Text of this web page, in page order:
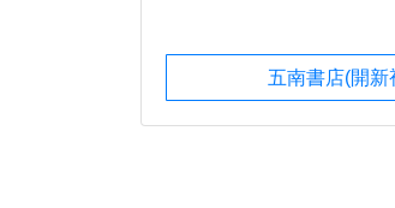
五南書店(開新